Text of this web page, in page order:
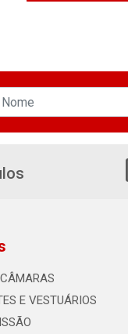
E VESTUÁRIOS